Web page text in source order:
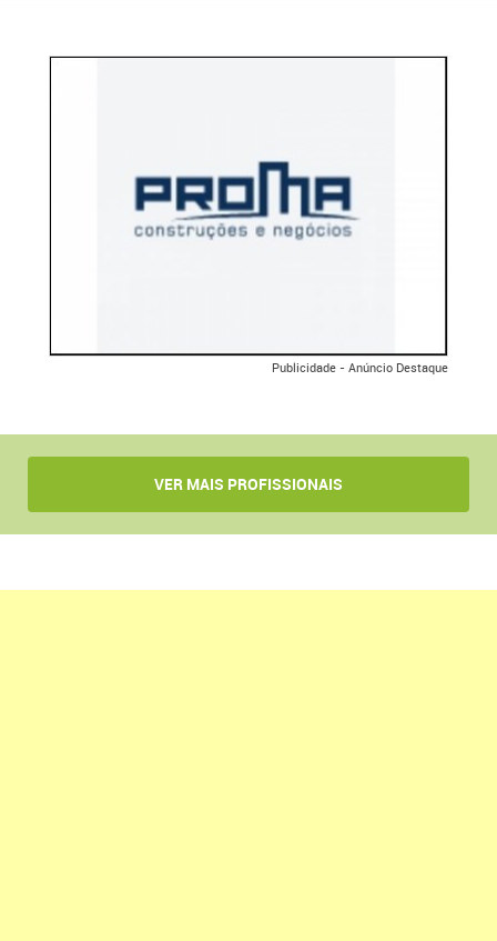
Publicidade - Anúncio Destaque
VER MAIS PROFISSIONAIS